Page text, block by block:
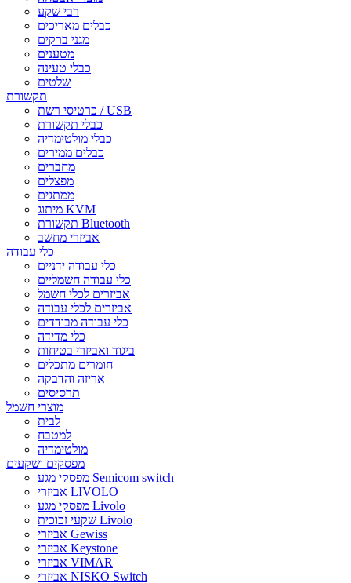
רבי שקע
כבלים מאריכים
מגני ברקים
מטענים
כבלי טעינה
שלטים
תקשורת
כרטיסי רשת / USB
כבלי תקשורת
כבלי מולטימדיה
כבלים ממירים
מחברים
מפצלים
ממתגים
מיתוג KVM
תקשורת Bluetooth
אביזרי מחשב
כלי עבודה
כלי עבודה ידניים
כלי עבודה חשמליים
אביזרים לכלי חשמל
אביזרים לכלי עבודה
כלי עבודה מבודדים
כלי מדידה
ביגוד ואביזרי בטיחות
חומרים מתכלים
אריזה והדבקה
תרסיסים
מוצרי חשמל
לבית
למטבח
מולטימדיה
מפסקים ושקעים
מפסקי מגע Semicom switch
אביזרי LIVOLO
מפסקי מגע Livolo
שקעי זכוכית Livolo
אביזרי Gewiss
אביזרי Keystone
אביזרי VIMAR
אביזרי NISKO Switch